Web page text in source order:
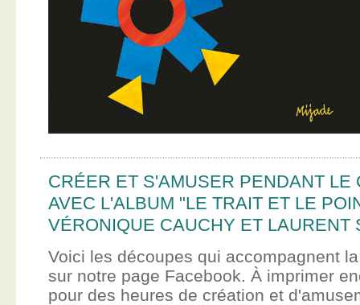
CRÉER ET S'AMUSER PENDANT LE
AVEC L'ALBUM "LE TRAIT ET LE
VÉRONIQUE CAUCHY ET LAURENT
Voici les découpes qui accompagnent
sur notre page Facebook. À imprimer
pour des heures de création et